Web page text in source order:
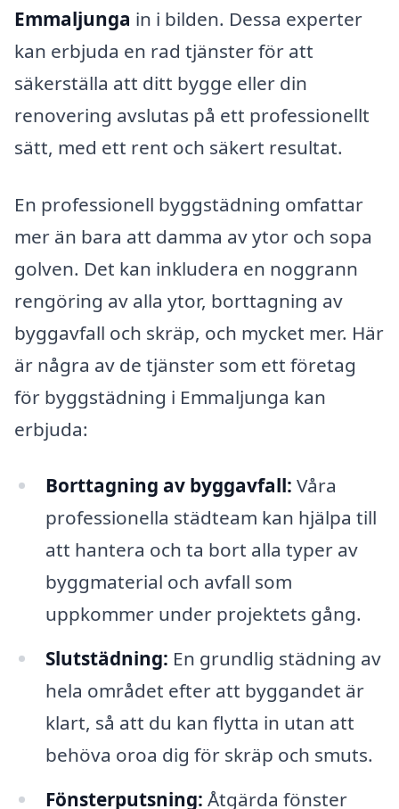
Emmaljunga in i bilden. Dessa experter
kan erbjuda en rad tjänster för att
säkerställa att ditt bygge eller din
renovering avslutas på ett professionellt
sätt, med ett rent och säkert resultat.
En professionell byggstädning omfattar
mer än bara att damma av ytor och sopa
golven. Det kan inkludera en noggrann
rengöring av alla ytor, borttagning av
byggavfall och skräp, och mycket mer. Här
är några av de tjänster som ett företag
för byggstädning i Emmaljunga kan
erbjuda:
Borttagning av byggavfall: Våra
professionella städteam kan hjälpa till
att hantera och ta bort alla typer av
byggmaterial och avfall som
uppkommer under projektets gång.
Slutstädning: En grundlig städning av
hela området efter att byggandet är
klart, så att du kan flytta in utan att
behöva oroa dig för skräp och smuts.
Fönsterputsning: Åtgärda fönster